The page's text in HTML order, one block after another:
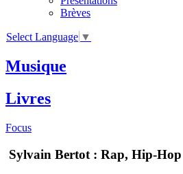
Brèves
Select Language ▼
Musique
Livres
Focus
Sylvain Bertot : Rap, Hip-Hop